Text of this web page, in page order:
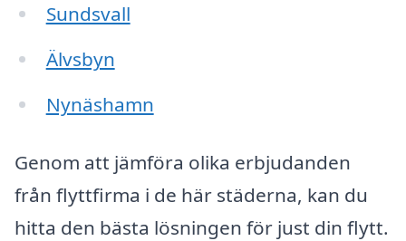
Sundsvall
Älvsbyn
Nynäshamn
Genom att jämföra olika erbjudanden
från flyttfirma i de här städerna, kan du
hitta den bästa lösningen för just din flytt.